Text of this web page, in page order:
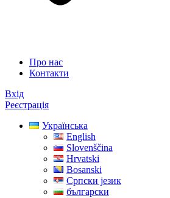
Про нас
Контакти
Вхід
Реєстрація
Українська
English
Slovenščina
Hrvatski
Bosanski
Српски језик
български